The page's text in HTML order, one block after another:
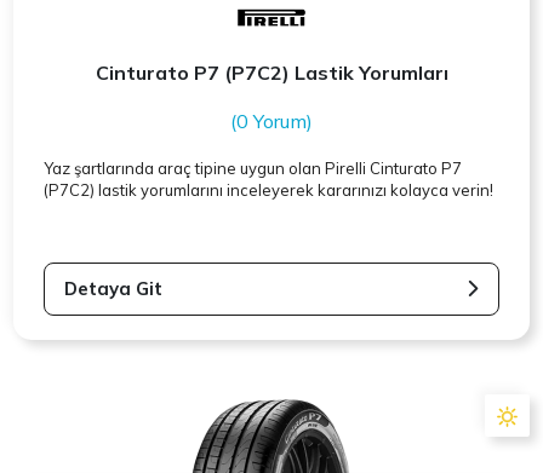
Cinturato P7 (P7C2) Lastik Yorumları
(0 Yorum)
Yaz şartlarında araç tipine uygun olanPirelli Cinturato P7
(P7C2) lastik yorumlarını inceleyerek kararınızı kolayca verin!
Detaya Git